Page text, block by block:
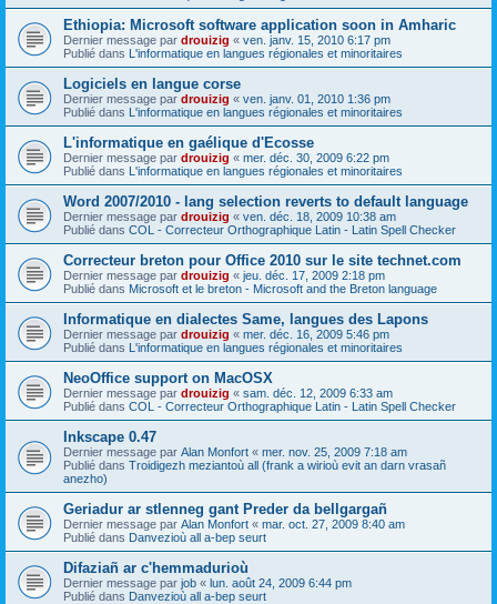
Ethiopia: Microsoft software application soon in Amharic
Dernier message par drouizig « ven. janv. 15, 2010 6:17 pm
Publié dans L'informatique en langues régionales et minoritaires
Logiciels en langue corse
Dernier message par drouizig « ven. janv. 01, 2010 1:36 pm
Publié dans L'informatique en langues régionales et minoritaires
L'informatique en gaélique d'Ecosse
Dernier message par drouizig « mer. déc. 30, 2009 6:22 pm
Publié dans L'informatique en langues régionales et minoritaires
Word 2007/2010 - lang selection reverts to default language
Dernier message par drouizig « ven. déc. 18, 2009 10:38 am
Publié dans COL - Correcteur Orthographique Latin - Latin Spell Checker
Correcteur breton pour Office 2010 sur le site technet.com
Dernier message par drouizig « jeu. déc. 17, 2009 2:18 pm
Publié dans Microsoft et le breton - Microsoft and the Breton language
Informatique en dialectes Same, langues des Lapons
Dernier message par drouizig « mer. déc. 16, 2009 5:46 pm
Publié dans L'informatique en langues régionales et minoritaires
NeoOffice support on MacOSX
Dernier message par drouizig « sam. déc. 12, 2009 6:33 am
Publié dans COL - Correcteur Orthographique Latin - Latin Spell Checker
Inkscape 0.47
Dernier message par Alan Monfort « mer. nov. 25, 2009 7:18 am
Publié dans Troidigezh meziantoù all (frank a wirioù evit an darn vrasañ
anezho)
Geriadur ar stlenneg gant Preder da bellgargañ
Dernier message par Alan Monfort « mar. oct. 27, 2009 8:40 am
Publié dans Danvezioù all a-bep seurt
Difaziañ ar c'hemmadurioù
Dernier message par job « lun. août 24, 2009 6:44 pm
Publié dans Danvezioù all a-bep seurt